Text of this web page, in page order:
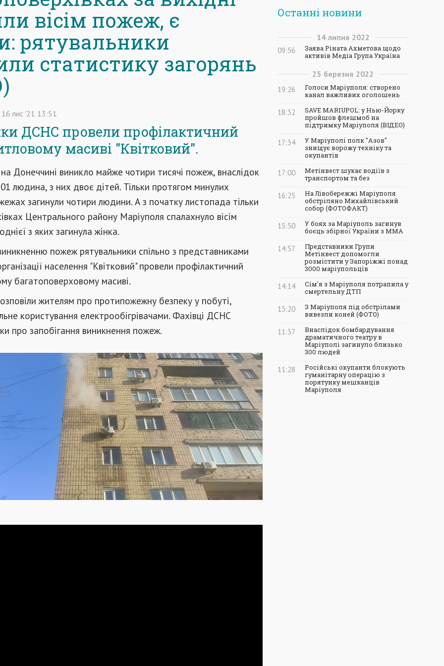
вісім пожеж, є
рятувальники
статистику загорянь
16 лис '21 13:51
ДСНС провели профілактичний
масиві "Квітковий".
Донеччині виникло майже чотири тисячі пожеж, внаслідок
людина, з них двоє дітей. Тільки протягом минулих
загинули чотири людини. А з початку листопада тільки
Центрального району Маріуполя спалахнуло вісім
з яких загинула жінка.
пожеж рятувальники спільно з представниками
населення "Квітковий" провели профілактичний
багатоповерховому масиві.
жителям про протипожежну безпеку у побуті,
користування електрообігрівачами. Фахівці ДСНС
про запобігання виникнення пожеж.
Останні новини
14 липня 2022
09:56
Заява Ріната Ахметова щодо
активів Медіа Група Україна
25 березня 2022
19:26
Голоси Маріуполя: створено
канал важливих оголошень
18:32
SAVE MARIUPOL: у Нью-Йорку
пройшов флешмоб на
підтримку Маріуполя (ВІДЕО)
17:34
У Маріуполі полк "Азов"
знищує ворожу техніку та
окупантів
17:00
Метінвест шукає водіїв з
транспортом та без
16:25
На Лівобережжі Маріуполя
обстріляно Михайлівський
собор (ФОТОФАКТ)
15:50
У боях за Маріуполь загинув
боєць збірної України з ММА
14:57
Представники Групи
Метінвест допомогли
розмістити у Запоріжжі понад
3000 маріупольців
14:14
Сім'я з Маріуполя потрапила у
смертельну ДТП
13:20
З Маріуполя під обстрілами
вивезли коней (ФОТО)
11:37
Внаслідок бомбардування
драматичного театру в
Маріуполі загинуло близько
300 людей
11:28
Російські окупанти блокують
гуманітарну операцію з
порятунку мешканців
Маріуполя